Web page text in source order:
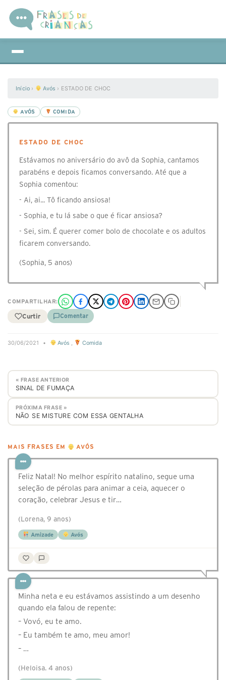
Início › Avós › ESTADO DE CHOC
AVÓS COMIDA
ESTADO DE CHOC
Estávamos no aniversário do avô da Sophia, cantamos
parabéns e depois ficamos conversando. Até que a
Sophia comentou:
- Ai, ai... Tô ficando ansiosa!
- Sophia, e tu lá sabe o que é ficar ansiosa?
- Sei, sim. É querer comer bolo de chocolate e os adultos
ficarem conversando.
(Sophia, 5 anos)
COMPARTILHAR:
Curtir Comentar
30/06/2021 • Avós , Comida
« FRASE ANTERIOR
SINAL DE FUMAÇA
PRÓXIMA FRASE »
NÃO SE MISTURE COM ESSA GENTALHA
MAIS FRASES EM AVÓS
Feliz Natal! No melhor espírito natalino, segue uma
seleção de pérolas para animar a ceia, aquecer o
coração, celebrar Jesus e tir…
(Lorena, 9 anos)
Amizade Avós
Minha neta e eu estávamos assistindo a um desenho
quando ela falou de repente:
– Vovó, eu te amo.
– Eu também te amo, meu amor!
– …
(Heloisa. 4 anos)